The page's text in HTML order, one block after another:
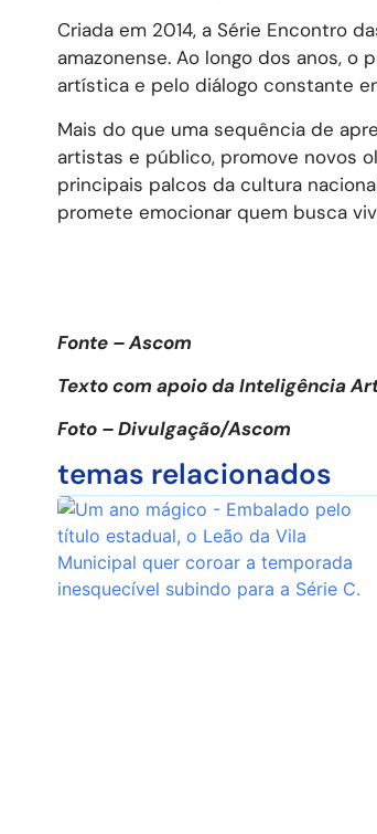
Criada em 2014, a Série Encontro
amazonense. Ao longo dos anos,
artística e pelo diálogo constante
Mais do que uma sequência de
artistas e público, promove novos
principais palcos da cultura
promete emocionar quem busca
Fonte – Ascom
Texto com apoio da Inteligência
Foto – Divulgação/Ascom
temas relacionados